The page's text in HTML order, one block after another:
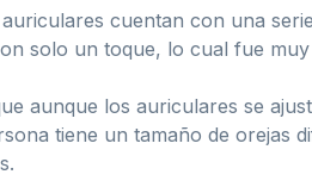
cuentan con una
solo un toque, lo cual fue
aunque los auriculares se
tiene un tamaño de